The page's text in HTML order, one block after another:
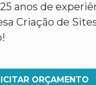
anos de
Criação de
ORÇAMENTO